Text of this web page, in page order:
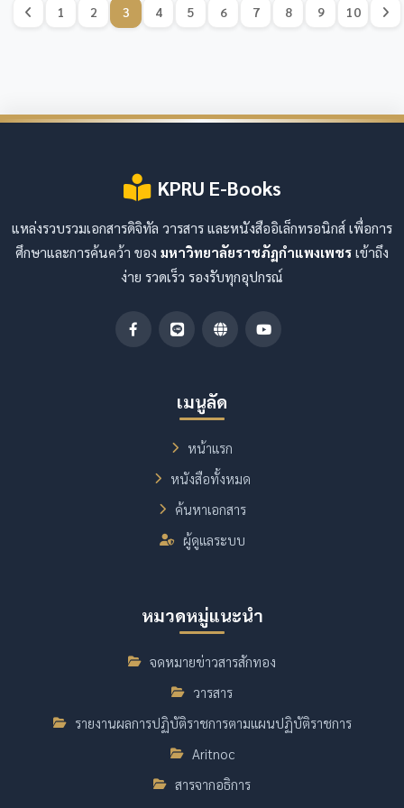
1 2 3 4 5 6 7 8 9 10
KPRU E-Books
แหล่งรวบรวมเอกสารดิจิทัล วารสาร และหนังสืออิเล็กทรอนิกส์ เพื่อการ
ศึกษาและการค้นคว้า ของ มหาวิทยาลัยราชภัฏกำแพงเพชร เข้าถึง
ง่าย รวดเร็ว รองรับทุกอุปกรณ์
เมนูลัด
หน้าแรก
หนังสือทั้งหมด
ค้นหาเอกสาร
ผู้ดูแลระบบ
หมวดหมู่แนะนำ
จดหมายข่าวสารสักทอง
วารสาร
รายงานผลการปฏิบัติราชการตามแผนปฏิบัติราชการ
Aritnoc
สารจากอธิการ